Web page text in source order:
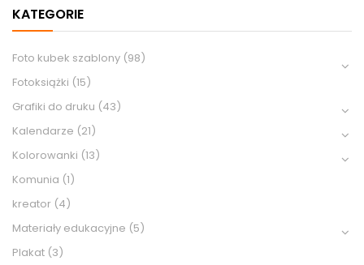
KATEGORIE
Foto kubek szablony (98)
Fotoksiążki (15)
Grafiki do druku (43)
Kalendarze (21)
Kolorowanki (13)
Komunia (1)
kreator (4)
Materiały edukacyjne (5)
Plakat (3)